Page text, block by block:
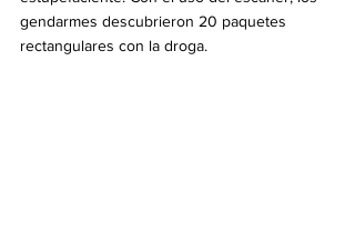
gendarmes descubrieron 20 paquetes
rectangulares con la droga.